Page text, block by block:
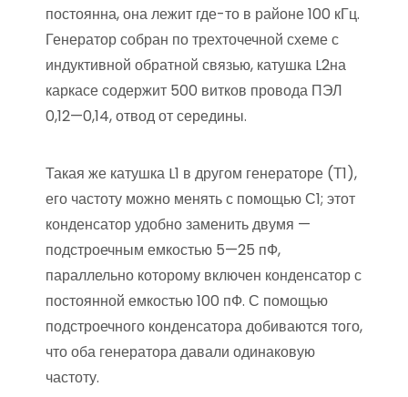
постоянна, она лежит где-то в районе 100 кГц.
Генератор собран по трехточечной схеме с
индуктивной обратной связью, катушка L2на
каркасе содержит 500 витков провода ПЭЛ
0,12—0,14, отвод от середины.
Такая же катушка L1 в другом генераторе (Т1),
его частоту можно менять с помощью С1; этот
конденсатор удобно заменить двумя —
подстроечным емкостью 5—25 пФ,
параллельно которому включен конденсатор с
постоянной емкостью 100 пФ. С помощью
подстроечного конденсатора добиваются того,
что оба генератора давали одинаковую
частоту.